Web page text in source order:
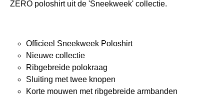
ZERO poloshirt uit de 'Sneekweek' collectie.
Officieel Sneekweek Poloshirt
Nieuwe collectie
Ribgebreide polokraag
Sluiting met twee knopen
Korte mouwen met ribgebreide armbanden